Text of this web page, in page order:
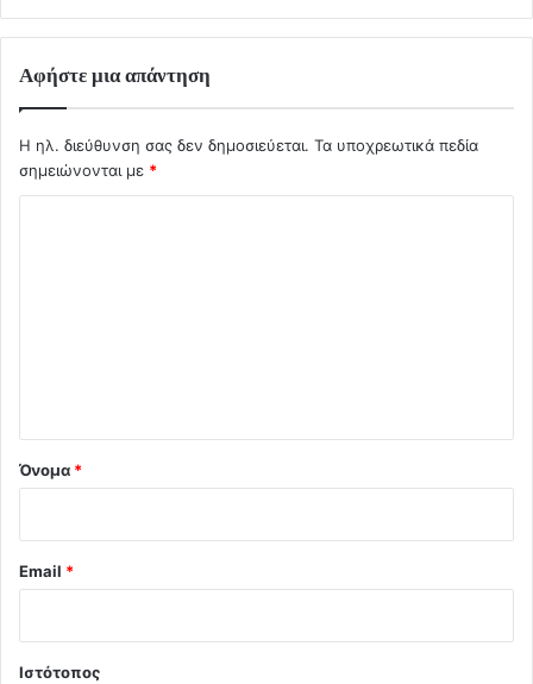
Αφήστε μια απάντηση
Η ηλ. διεύθυνση σας δεν δημοσιεύεται. Τα υποχρεωτικά πεδία
σημειώνονται με *
Όνομα *
Email *
Ιστότοπος